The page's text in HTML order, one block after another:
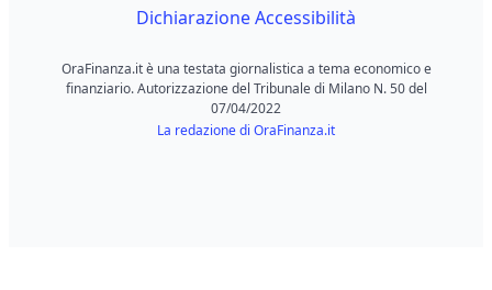
Dichiarazione Accessibilità
OraFinanza.it è una testata giornalistica a tema economico e
finanziario. Autorizzazione del Tribunale di Milano N. 50 del
07/04/2022
La redazione di OraFinanza.it